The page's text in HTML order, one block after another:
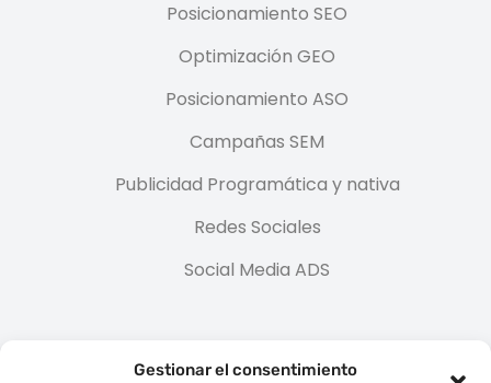
Gestionar el consentimiento
Posicionamiento SEO
Optimización GEO
Posicionamiento ASO
Campañas SEM
Publicidad Programática y nativa
Redes Sociales
Social Media ADS
Google Partner